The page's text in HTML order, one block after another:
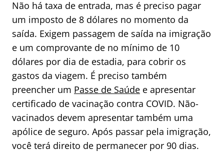
Não há taxa de entrada, mas é preciso pagar
um imposto de 8 dólares no momento da
saída. Exigem passagem de saída na imigração
e um comprovante de no mínimo de 10
dólares por dia de estadia, para cobrir os
gastos da viagem. É preciso também
preencher um Passe de Saúde e apresentar
certificado de vacinação contra COVID. Não-
vacinados devem apresentar também uma
apólice de seguro. Após passar pela imigração,
você terá direito de permanecer por 90 dias.